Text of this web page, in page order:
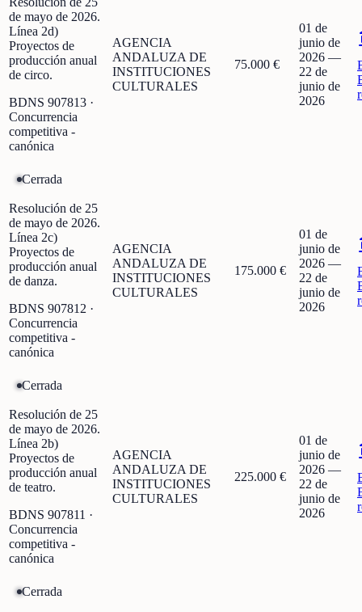
de mayo de 2026.
Línea 2d)
Proyectos de
producción anual
de circo.
BDNS 907813 ·
Concurrencia
competitiva -
canónica
AGENCIA
ANDALUZA DE
INSTITUCIONES
CULTURALES
75.000 €
01 de
junio de
2026 —
22 de
junio de
2026
Cerrada
Resolución de 25
de mayo de 2026.
Línea 2c)
Proyectos de
producción anual
de danza.
BDNS 907812 ·
Concurrencia
competitiva -
canónica
AGENCIA
ANDALUZA DE
INSTITUCIONES
CULTURALES
175.000 €
01 de
junio de
2026 —
22 de
junio de
2026
Cerrada
Resolución de 25
de mayo de 2026.
Línea 2b)
Proyectos de
producción anual
de teatro.
BDNS 907811 ·
Concurrencia
competitiva -
canónica
AGENCIA
ANDALUZA DE
INSTITUCIONES
CULTURALES
225.000 €
01 de
junio de
2026 —
22 de
junio de
2026
Cerrada